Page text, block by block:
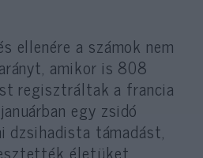
ellenére a számok nem
amikor is 808
regisztráltak a francia
egy zsidó
dzsihadista támadást,
életüket.